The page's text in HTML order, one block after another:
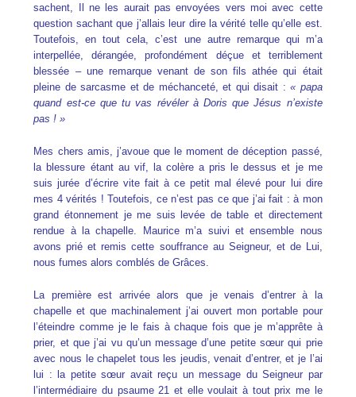
sachent, Il ne les aurait pas envoyées vers moi avec cette
question sachant que j’allais leur dire la vérité telle qu’elle est.
Toutefois, en tout cela, c’est une autre remarque qui m’a
interpellée, dérangée, profondément déçue et terriblement
blessée – une remarque venant de son fils athée qui était
pleine de sarcasme et de méchanceté, et qui disait :« papa
quand est-ce que tu vas révéler à Doris que Jésus n’existe
pas ! »
Mes chers amis, j’avoue que le moment de déception passé,
la blessure étant au vif, la colère a pris le dessus et je me
suis jurée d’écrire vite fait à ce petit mal élevé pour lui dire
mes 4 vérités ! Toutefois, ce n’est pas ce que j’ai fait : à mon
grand étonnement je me suis levée de table et directement
rendue à la chapelle. Maurice m’a suivi et ensemble nous
avons prié et remis cette souffrance au Seigneur, et de Lui,
nous fumes alors comblés de Grâces.
La première est arrivée alors que je venais d’entrer à la
chapelle et que machinalement j’ai ouvert mon portable pour
l’éteindre comme je le fais à chaque fois que je m’apprête à
prier, et que j’ai vu qu’un message d’une petite sœur qui prie
avec nous le chapelet tous les jeudis, venait d’entrer, et je l’ai
lui : la petite sœur avait reçu un message du Seigneur par
l’intermédiaire du psaume 21 et elle voulait à tout prix me le